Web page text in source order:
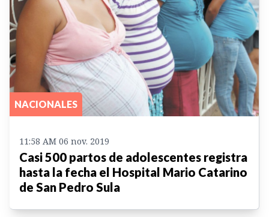
NACIONALES
11:58 AM 06 nov. 2019
Casi 500 partos de adolescentes registra
hasta la fecha el Hospital Mario Catarino
de San Pedro Sula